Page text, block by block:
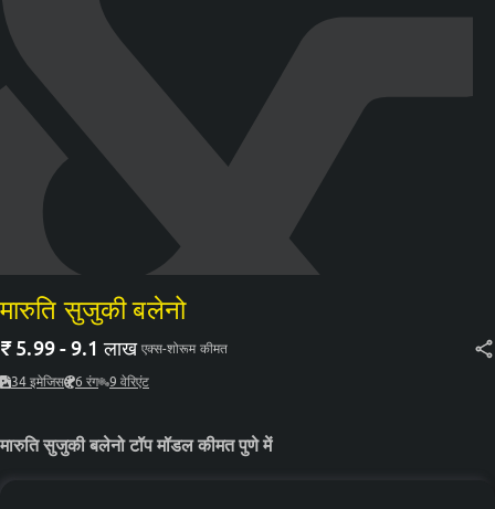
मारुति सुजुकी बलेनो Delta Petrol ₹ 7.7 लाख*
मारुति सुजुकी बलेनो Delta AGS
Petrol
₹ 8.21 लाख*
मारुति सुजुकी बलेनो Delta CNG ₹ 8.61 लाख*
मारुति सुजुकी बलेनो Zeta Petrol ₹ 8.65 लाख*
मारुति सुजुकी बलेनो Zeta AGS
Petrol
मारुति सुजुकी बलेनो Alpha Petrol
मारुति सुजुकी बलेनो Alpha AGS
मारुति सुजुकी बलेनो
₹5.99 - 9.1 लाख एक्स-शोरूम कीमत
34 इमेजिस 6 रंग 9 वेरिएंट
मारुति सुजुकी बलेनो टॉप मॉडल कीमत पुणे में